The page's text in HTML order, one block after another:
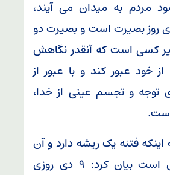
مردم به میدان می آیند،
کرد: ۹ دی روز بصیرت است و بصیرت دو
کسی است که آنقدر نگاهش
خود عبور کند و با عبور از
توجه و تجسم عینی از خدا،
اینکه فتنه یک ریشه دارد و آن
هواس و هوس است بیان کرد: ۹ دی روزی